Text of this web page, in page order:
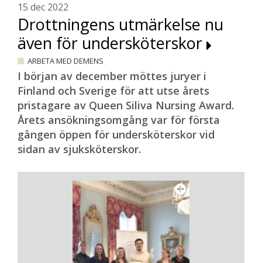
15 dec 2022
Drottningens utmärkelse nu
även för undersköterskor
ARBETA MED DEMENS
I början av december möttes juryer i
Finland och Sverige för att utse årets
pristagare av Queen Siliva Nursing Award.
Årets ansökningsomgång var för första
gången öppen för undersköterskor vid
sidan av sjuksköterskor.